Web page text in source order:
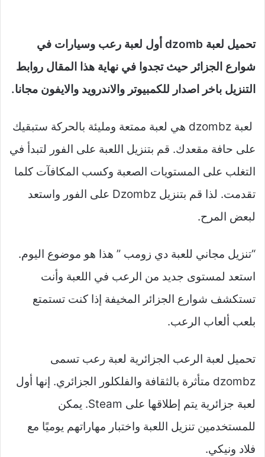
تحميل لعبة dzomb أول لعبة رعب وسيارات في
شوارع الجزائر حيث تجدوا في نهاية هذا المقال روابط
التنزيل باخر اصدار للكمبيوتر والاندرويد والايفون مجانا.
لعبة dzombz هي لعبة ممتعة ومليئة بالحركة ستبقيك
على حافة مقعدك. قم بتنزيل اللعبة على الفور لتبدأ في
التغلب على المستويات الصعبة وكسب المكافآت كلما
تقدمت. لذا قم بتنزيل Dzombz على الفور واستعد
لبعض المرح.
“تنزيل مجاني للعبة دي زومب ” هذا هو موضوع اليوم.
استعد لمستوى جديد من الرعب في اللعبة وأنت
تستكشف شوارع الجزائر المخيفة إذا كنت تستمتع
بلعب ألعاب الرعب.
تحميل لعبة الرعب الجزائرية لعبة رعب تسمى
dzombz متأثرة بالثقافة والفلكلور الجزائري. إنها أول
لعبة جزائرية يتم إطلاقها على Steam. يمكن
للمستخدمين تنزيل اللعبة واختبار مهاراتهم يوميًا مع
فلاد ونيكي.